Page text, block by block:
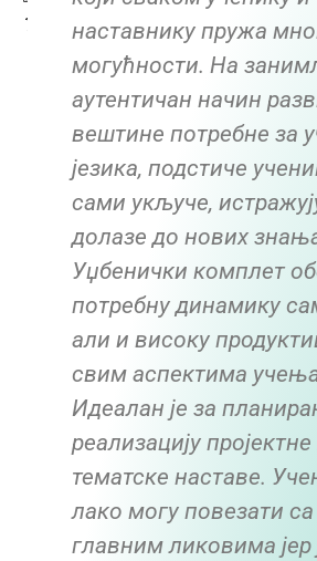
наставнику пружа
могућности. На
аутентичан начин
вештине потребне за
језика, подстиче
сами укључе,
долазе до нових
Уџбенички комплет
потребну динамику
али и високу
свим аспектима учења
Идеалан је за
реализацију пројектне
тематске наставе.
лако могу повезати
главним ликовима јер